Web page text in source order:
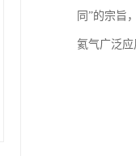
同”的宗旨
氦气广泛